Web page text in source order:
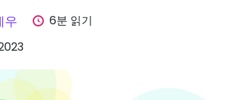
우
6분 읽기